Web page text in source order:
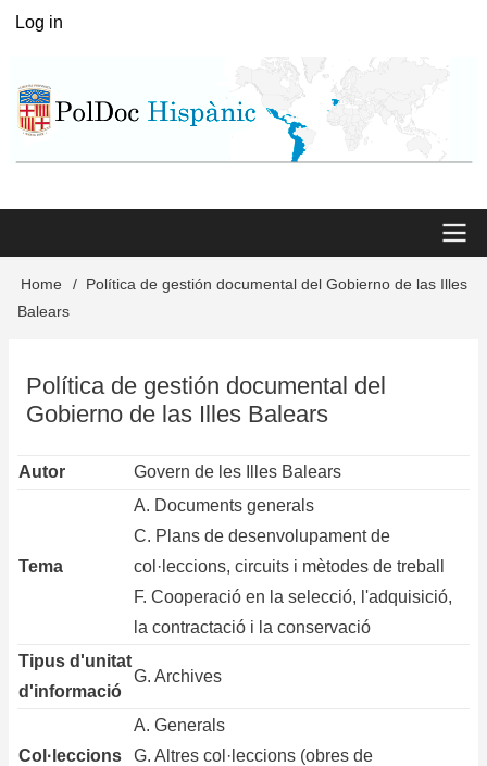
Skip
content
User
Log in
Main
Breadcrumb
Home
Política de gestión documental del Gobierno de las Illes
Balears
Política de gestión documental del
Gobierno de las Illes Balears
Autor Govern de les Illes Balears
Tema
A. Documents generals
C. Plans de desenvolupament de
col·leccions, circuits i mètodes de treball
F. Cooperació en la selecció, l'adquisició,
la contractació i la conservació
Tipus d'unitat
d'informació
G. Archives
Col·leccions
A. Generals
G. Altres col·leccions (obres de